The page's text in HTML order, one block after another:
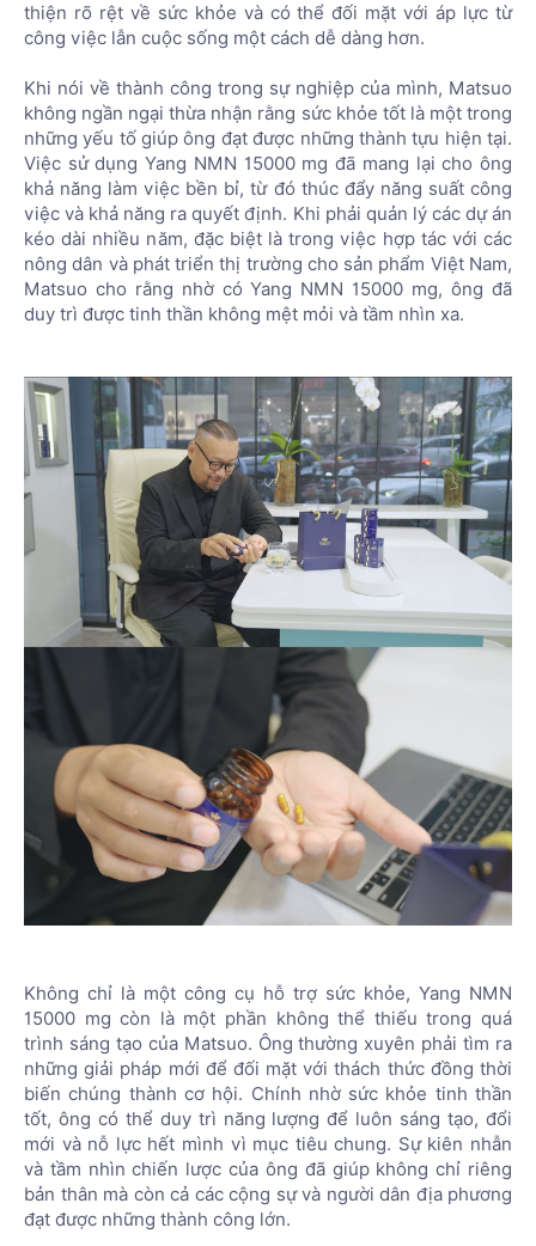
thiện rõ rệt về sức khỏe và có thể đối mặt với áp lực từ
công việc lẫn cuộc sống một cách dễ dàng hơn.
Khi nói về thành công trong sự nghiệp của mình, Matsuo
không ngần ngại thừa nhận rằng sức khỏe tốt là một trong
những yếu tố giúp ông đạt được những thành tựu hiện tại.
Việc sử dụng Yang NMN 15000 mg đã mang lại cho ông
khả năng làm việc bền bỉ, từ đó thúc đẩy năng suất công
việc và khả năng ra quyết định. Khi phải quản lý các dự án
kéo dài nhiều năm, đặc biệt là trong việc hợp tác với các
nông dân và phát triển thị trường cho sản phẩm Việt Nam,
Matsuo cho rằng nhờ có Yang NMN 15000 mg, ông đã
duy trì được tinh thần không mệt mỏi và tầm nhìn xa.
Không chỉ là một công cụ hỗ trợ sức khỏe, Yang NMN
15000 mg còn là một phần không thể thiếu trong quá
trình sáng tạo của Matsuo. Ông thường xuyên phải tìm ra
những giải pháp mới để đối mặt với thách thức đồng thời
biến chúng thành cơ hội. Chính nhờ sức khỏe tinh thần
tốt, ông có thể duy trì năng lượng để luôn sáng tạo, đổi
mới và nỗ lực hết mình vì mục tiêu chung. Sự kiên nhẫn
và tầm nhìn chiến lược của ông đã giúp không chỉ riêng
bản thân mà còn cả các cộng sự và người dân địa phương
đạt được những thành công lớn.